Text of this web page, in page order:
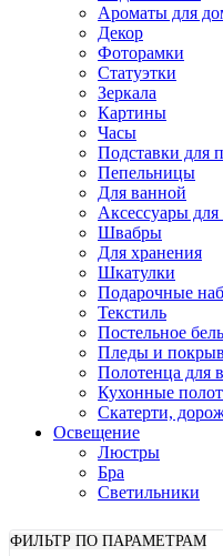
Ароматы для
Декор
Фоторамки
Статуэтки
Зеркала
Картины
Часы
Подставки для
Пепельницы
Для ванной
Аксессуары
Швабры
Для хранения
Шкатулки
Подарочные
Текстиль
Постельное
Пледы и
Полотенца для
Кухонные
Скатерти,
Освещение
Люстры
Бра
Светильники
ФИЛЬТР ПО ПАРАМЕТРАМ